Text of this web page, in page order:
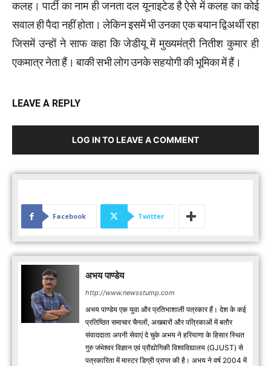
कलह। पार्टी का नाम ही जनता दल यूनाइटेड है ऐसे में कलह का कोई
सवाल ही पैदा नहीं होता। लेकिन इसमें भी उनका एक बयान द्विअर्थी रहा
जिसमें उन्हों ने साफ कहा कि जेडीयू में मुख्यमंत्री नितीश कुमार ही
एकमात्र नेता हैं। बाकी सभी लोग उनके सहयोगी की भूमिका में हैं।
LEAVE A REPLY
LOG IN TO LEAVE A COMMENT
Facebook Twitter
अभय पाण्डेय
http://www.newsstump.com
अभय पाण्डेय एक युवा और प्रतिभाशाली पत्रकार हैं। देश के कई
प्रतिष्ठित समाचार चैनलों, अखबारों और पत्रिकाओं में बतौर
संवाददाता अपनी सेवाएं दे चुके अभय ने हरियाणा के हिसार स्थित
गुरु जंभेश्वर विज्ञान एवं प्रौद्योगिकी विश्वविद्यालय (GJUST) से
पत्रकारिता में मास्टर डिग्री प्राप्त की है। अभय ने वर्ष 2004 में